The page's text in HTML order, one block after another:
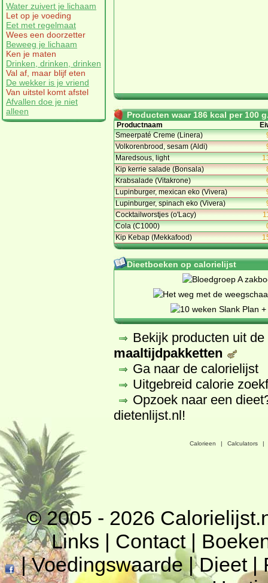
Water zuivert je lichaam
Let op je voeding
Eet met regelmaat
Wees een doorzetter
Beweeg je lichaam
Ken je maten
Drinken, drinken, drinken
Val af, maar blijf eten
De wekker is je vriend
Van uitstel komt afstel
Afvallen doe je niet
alleen
Producten waar 186 kcal per 100
Productnaam
Smeerpaté Creme (Linera)
Volkorenbrood, sesam (Aldi)
Maredsous, light
Kip kerrie salade (Bonsala)
Krabsalade (Vitakrone)
Lupinburger, mexican eko (Vivera)
Lupinburger, spinach eko (Vivera)
Cocktailworstjes (o'Lacy)
Cola (C1000)
Kip Kebap (Mekkafood)
Dieetboeken op calorielijst
Bekijk producten uit
maaltijdpakketten
Ga naar de calorielijst
Uitgebreid calorie
Opzoek naar een
dietenlijst.nl!
Calorieen | Calculators |
© 2005 - 2026
Links | Contact|
|Voedingswaarde|Dieet|